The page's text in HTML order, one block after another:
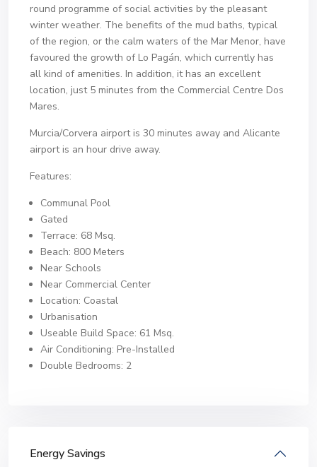
round programme of social activities by the pleasant
winter weather. The benefits of the mud baths, typical
of the region, or the calm waters of the Mar Menor, have
favoured the growth of Lo Pagán, which currently has
all kind of amenities. In addition, it has an excellent
location, just 5 minutes from the Commercial Centre Dos
Mares.
Murcia/Corvera airport is 30 minutes away and Alicante
airport is an hour drive away.
Features:
Communal Pool
Gated
Terrace: 68 Msq.
Beach: 800 Meters
Near Schools
Near Commercial Center
Location: Coastal
Urbanisation
Useable Build Space: 61 Msq.
Air Conditioning: Pre-Installed
Double Bedrooms: 2
Energy Savings